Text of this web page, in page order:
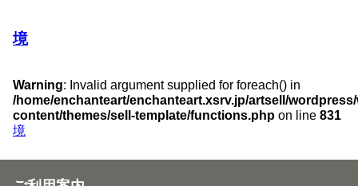
境
Warning: Invalid argument supplied for foreach() in
/home/enchanteart/enchanteart.xsrv.jp/artsell/
content/themes/sell-template/functions.php on line 831
境